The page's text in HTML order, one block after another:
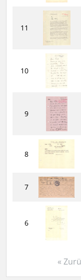
11
10
9
8
7
6
«